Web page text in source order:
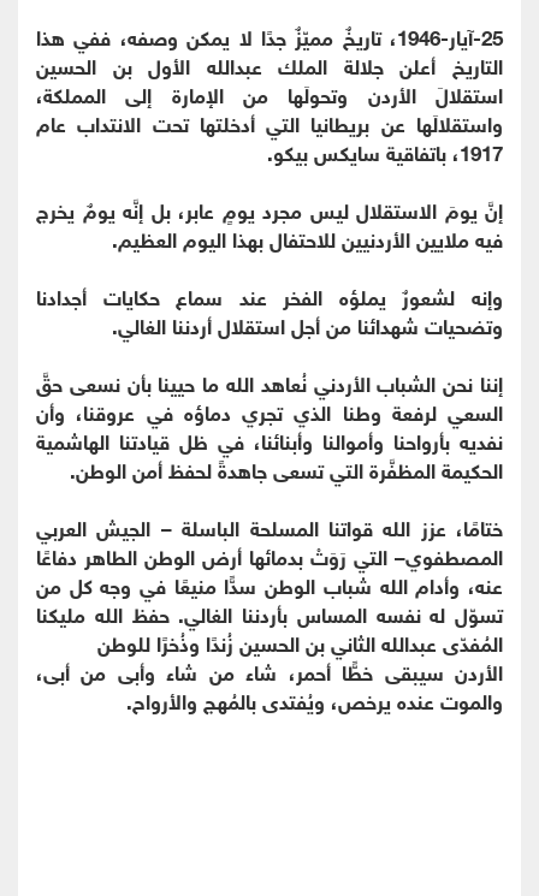
25-آيار-1946، تاريخٌ مميّزٌ جدًا لا يمكن وصفه، ففي هذا
التاريخ أعلن جلالة الملك عبدالله الأول بن الحسين
استقلالَ الأردن وتحولَها من الإمارة إلى المملكة،
واستقلالَها عن بريطانيا التي أدخلتها تحت الانتداب عام
1917، باتفاقية سايكس بيكو.
إنَّ يومَ الاستقلال ليس مجرد يومٍ عابر، بل إنَّه يومٌ يخرج
فيه ملايين الأردنيين للاحتفال بهذا اليوم العظيم.
وإنه لشعورٌ يملؤه الفخر عند سماع حكايات أجدادنا
وتضحيات شهدائنا من أجل استقلال أردننا الغالي.
إننا نحن الشباب الأردني نُعاهد الله ما حيينا بأن نسعى حقَّ
السعي لرفعة وطنا الذي تجري دماؤه في عروقنا، وأن
نفديه بأرواحنا وأموالنا وأبنائنا، في ظل قيادتنا الهاشمية
الحكيمة المظفَّرة التي تسعى جاهدةً لحفظ أمن الوطن.
ختامًا، عزز الله قواتنا المسلحة الباسلة – الجيش العربي
المصطفوي– التي رَوَتْ بدمائها أرض الوطن الطاهر دفاعًا
عنه، وأدام الله شباب الوطن سدًّا منيعًا في وجه كل من
تسوّل له نفسه المساس بأردننا الغالي. حفظ الله مليكنا
المُفدّى عبدالله الثاني بن الحسين زُندًا وذُخرًا للوطن
الأردن سيبقى خطًّا أحمر، شاء من شاء وأبى من أبى،
والموت عنده يرخص، ويُفتدى بالمُهج والأرواح.